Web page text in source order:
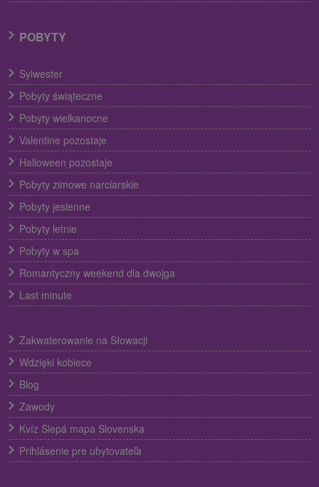
POBYTY
Sylwester
Pobyty świąteczne
Pobyty wielkanocne
Valentine pozostaje
Halloween pozostaje
Pobyty zimowe narciarskie
Pobyty jesienne
Pobyty letnie
Pobyty w spa
Romantyczny weekend dla dwojga
Last minute
Zakwaterowanie na Słowacji
Wdzięki kobiece
Blog
Zawody
Kvíz Slepá mapa Slovenska
Prihlásenie pre ubytovateľa